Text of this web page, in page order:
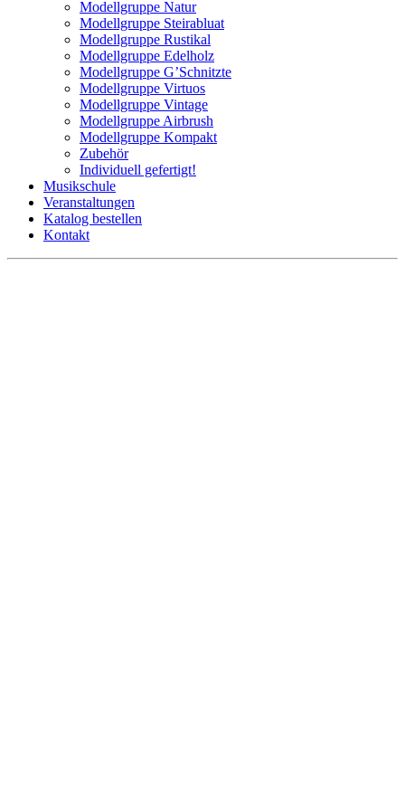
Modellgruppe Natur
Modellgruppe Steirabluat
Modellgruppe Rustikal
Modellgruppe Edelholz
Modellgruppe G’Schnitzte
Modellgruppe Virtuos
Modellgruppe Vintage
Modellgruppe Airbrush
Modellgruppe Kompakt
Zubehör
Individuell gefertigt!
Musikschule
Veranstaltungen
Katalog bestellen
Kontakt